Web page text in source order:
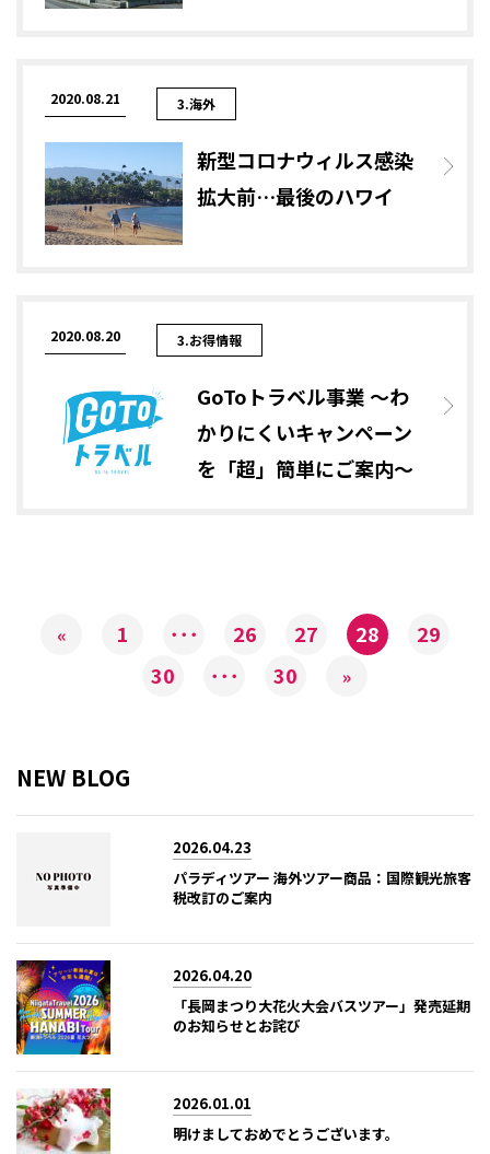
2020.08.21 3.海外
新型コロナウィルス感染
拡大前…最後のハワイ
2020.08.20 3.お得情報
GoToトラベル事業 ～わ
かりにくいキャンペーン
を「超」簡単にご案内～
« 1 ･･･ 26 27 28
29
30
･･･ 30 »
NEW BLOG
2026.04.23
パラディツアー 海外ツアー商品：国際観光旅客
税改訂のご案内
2026.04.20
「長岡まつり大花火大会バスツアー」発売延期
のお知らせとお詫び
2026.01.01
明けましておめでとうございます。